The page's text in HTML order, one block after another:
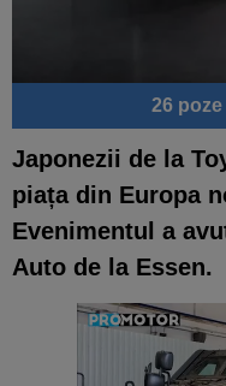
26 poze
Japonezii de la
piața din Europa
Evenimentul a
Auto de la Essen.